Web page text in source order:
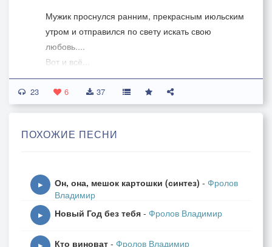
Мужик проснулся ранним, прекрасным июльским
утром и отправился по свету искать свою
любовь....
Вот и всё...
23 6 37
ПОХОЖИЕ ПЕСНИ
▶ Он, она, мешок картошки (синтез) - Фролов
Владимир
▶ Новый Год без тебя - Фролов Владимир
▶ Кто виноват - Фролов Владимир